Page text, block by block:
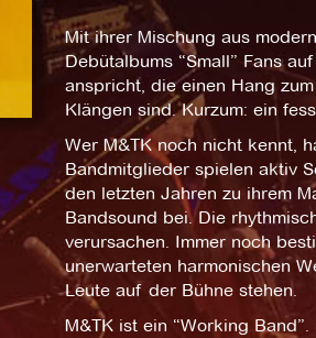
Mit ihrer Mischung aus
Debütalbums “Small” Fans
anspricht, die einen Hang
Klängen sind. Kurzum: ein
Wer M&TK noch nicht kennt,
Bandmitglieder spielen aktiv
den letzten Jahren zu ihrem
Bandsound bei. Die
verursachen. Immer noch
unerwarteten harmonischen
Leute auf der Bühne stehen.
M&TK ist ein “Working